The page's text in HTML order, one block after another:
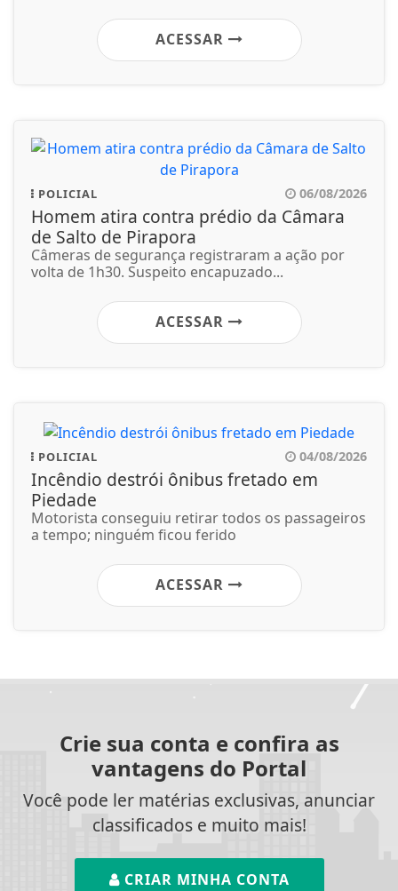
ACESSAR
POLICIAL 06/08/2026
Homem atira contra prédio da Câmara
de Salto de Pirapora
Câmeras de segurança registraram a ação por
volta de 1h30. Suspeito encapuzado...
ACESSAR
POLICIAL 04/08/2026
Incêndio destrói ônibus fretado em
Piedade
Motorista conseguiu retirar todos os passageiros
a tempo; ninguém ficou ferido
ACESSAR
Crie sua conta e confira as
vantagens do Portal
Você pode ler matérias exclusivas, anunciar
classificados e muito mais!
CRIAR MINHA CONTA